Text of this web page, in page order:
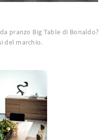
pranzo Big Table di Bonaldo?
del marchio.